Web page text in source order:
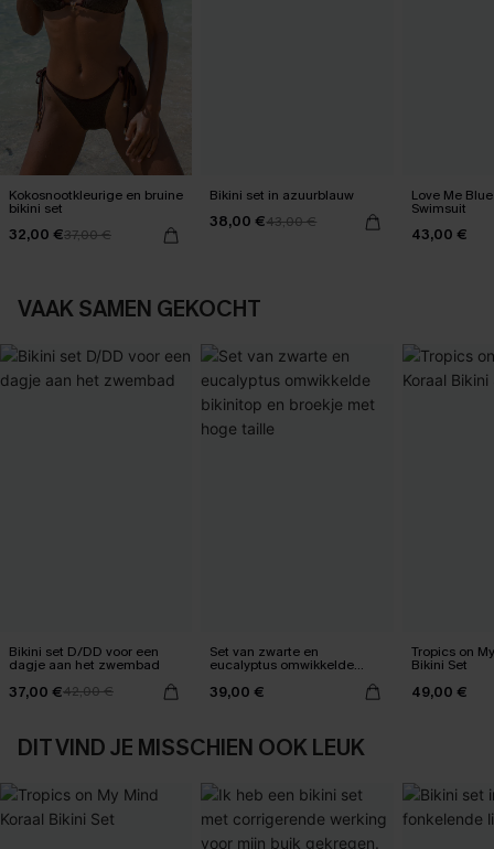
Kokosnootkleurige en bruine
bikini set
32,00 €37,00 €
Bikini set in azuurblauw
38,00 €43,00 €
Love Me
Swimsuit
43,00 €
VAAK SAMEN GEKOCHT
Bikini set D/DD voor een
dagje aan het zwembad
37,00 €42,00 €
Set van zwarte en
eucalyptus omwikkelde
hoge taille
39,00 €
Tropics on
Bikini Set
49,00 €
DIT VIND JE MISSCHIEN OOK LEUK